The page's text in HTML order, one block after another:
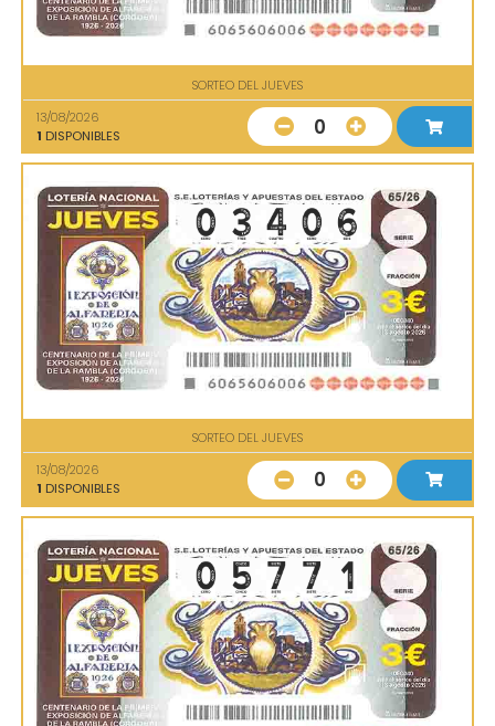
SORTEO DEL JUEVES
13/08/2026
1 DISPONIBLES 0
SORTEO DEL JUEVES
13/08/2026
1 DISPONIBLES 0